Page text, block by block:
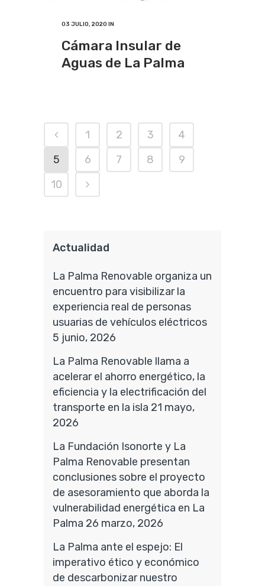
03 JULIO, 2020 IN
Cámara Insular de
Aguas de La Palma
1 2 3
4
5
6 7 8
9
10
Actualidad
La Palma Renovable organiza un
encuentro para visibilizar la
experiencia real de personas
usuarias de vehículos eléctricos
5 junio, 2026
La Palma Renovable llama a
acelerar el ahorro energético, la
eficiencia y la electrificación del
transporte en la isla 21 mayo,
2026
La Fundación Isonorte y La
Palma Renovable presentan
conclusiones sobre el proyecto
de asesoramiento que aborda la
vulnerabilidad energética en La
Palma 26 marzo, 2026
La Palma ante el espejo: El
imperativo ético y económico
de descarbonizar nuestro